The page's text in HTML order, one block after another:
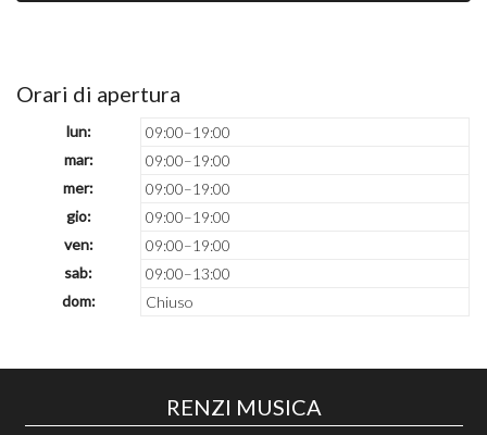
Orari di apertura
lun:
09:00–19:00
mar:
09:00–19:00
mer:
09:00–19:00
gio:
09:00–19:00
ven:
09:00–19:00
sab:
09:00–13:00
dom:
Chiuso
RENZI MUSICA